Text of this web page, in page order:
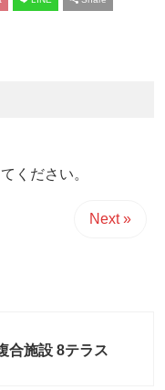
ください。
Next »
合施設 8テラス